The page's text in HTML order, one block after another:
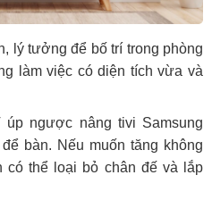
lý tưởng để bố trí trong phòng
làm việc có diện tích vừa và
ngược nâng tivi Samsung
bàn. Nếu muốn tăng không
có thể loại bỏ chân đế và lắp